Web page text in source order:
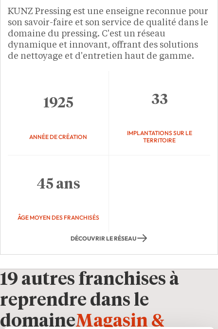
KUNZ Pressing est une enseigne reconnue pour
son savoir-faire et son service de qualité dans le
domaine du pressing. C'est un réseau
dynamique et innovant, offrant des solutions
de nettoyage et d'entretien haut de gamme.
1925
ANNÉE DE CRÉATION
33
IMPLANTATIONS SUR LE
TERRITOIRE
45 ans
ÂGE MOYEN DES FRANCHISÉS
DÉCOUVRIR LE RÉSEAU
19 autres franchises à
reprendre dans le
domaineMagasin &